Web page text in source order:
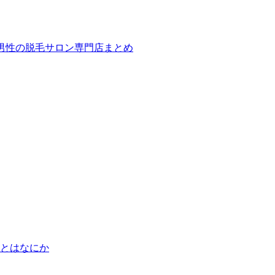
性の脱毛サロン専門店まとめ
はなにか